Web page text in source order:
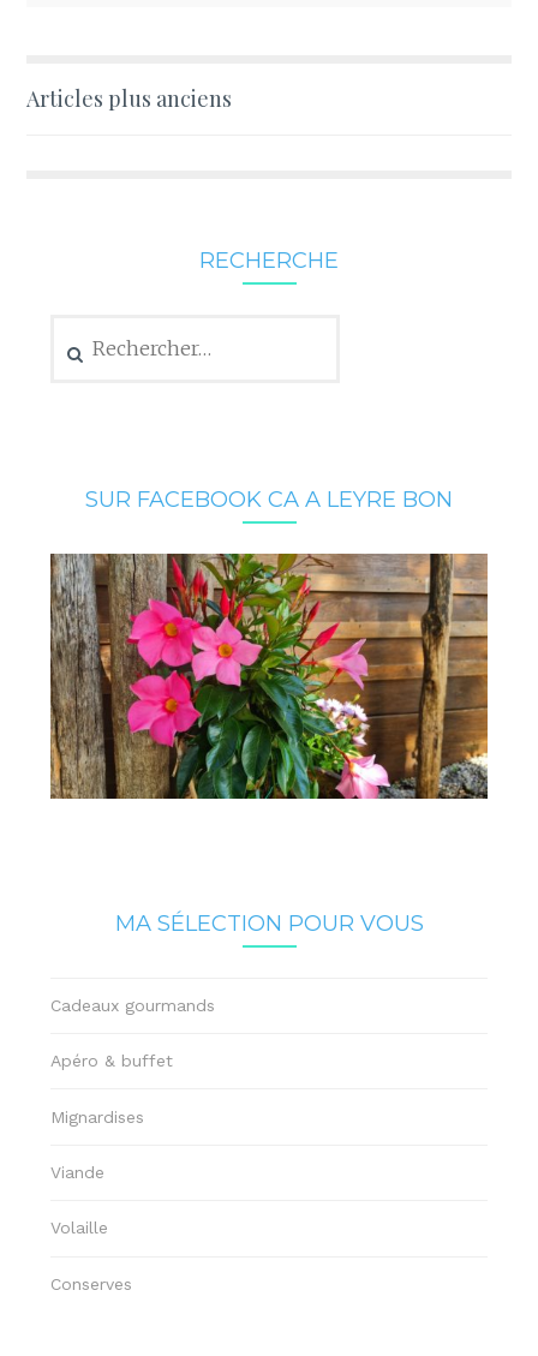
Navigation
Articles plus anciens
RECHERCHE
SUR FACEBOOK CA A LEYRE BON
MA SÉLECTION POUR VOUS
Cadeaux gourmands
Apéro & buffet
Mignardises
Viande
Volaille
Conserves